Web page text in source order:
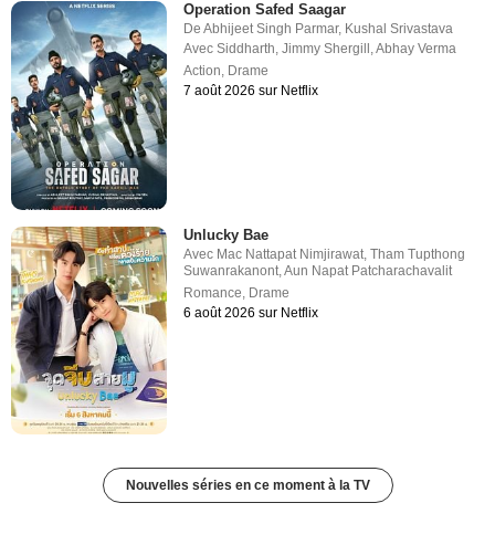
Operation Safed Saagar
DeAbhijeet Singh Parmar, Kushal Srivastava
AvecSiddharth,Jimmy Shergill ,Abhay Verma
Action, Drame
7 août 2026 sur Netflix
Unlucky Bae
Avec Mac Nattapat Nimjirawat ,Tham Tupthong
Suwanrakanont ,Aun Napat Patcharachavalit
Romance Drame
6 août 2026 sur Netflix
Nouvelles séries en ce moment à la TV